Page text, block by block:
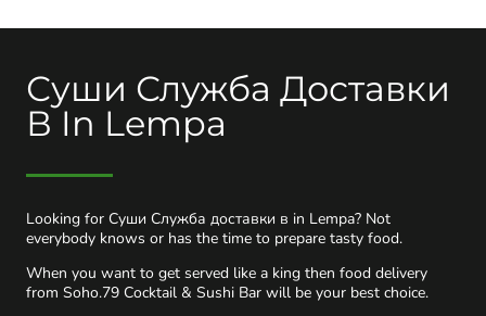
Суши Служба Доставки
В In Lempa
Looking for Суши Служба доставки в in Lempa? Not
everybody knows or has the time to prepare tasty food.
When you want to get served like a king then food delivery
from Soho.79 Cocktail & Sushi Bar will be your best choice.